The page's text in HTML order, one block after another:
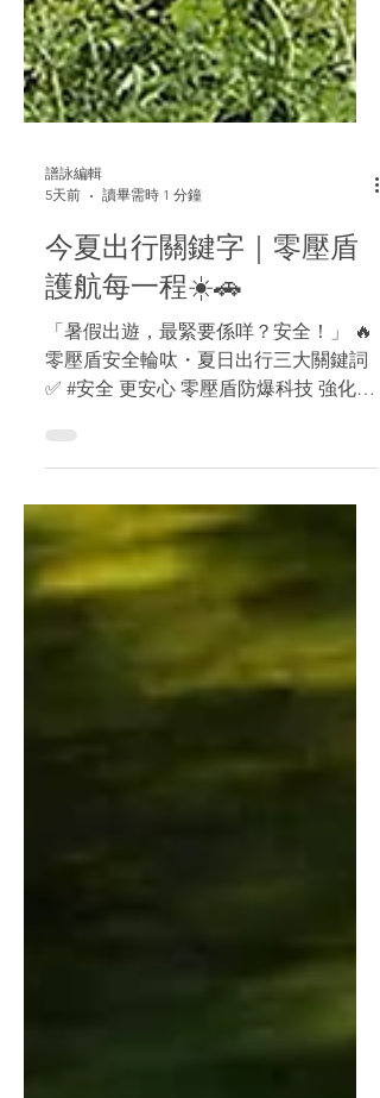
譜詠編輯
5天前
讀畢需時 1 分鐘
今夏出行關鍵字｜零壓盾
護航每一程☀️🚗
「暑假出遊，最緊要係咩？安全！」 🔥
側支撐結構 輪呔失壓時依然穩定行駛 唔
使驚半路「跪低」 ✅ #舒適 長途車都唔
會攰 優化呔面結構設計 緩衝路面衝擊、
降低呔噪 長途揸車都唔會散晒 成車人坐
得舒舒服服 ✅ #樂趣 好拍檔 安全＋舒適
＋操控兼備 無論去沙灘、上山定露營 陪
你探索每一段新旅程 📌 零壓盾＝失壓不
失控, 自駕遠行底氣拉滿，一路奔赴，全
程無憂！ 👉 今個夏天，換定零壓盾先
港車主必備 #安全出行 #家庭自駕遊 #防